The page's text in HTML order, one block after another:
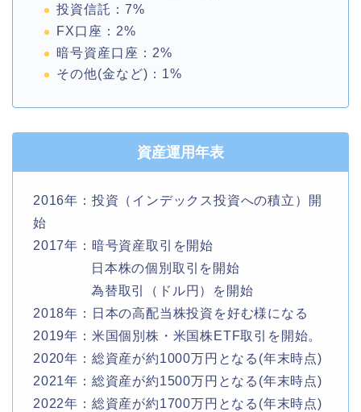
投資信託：7%
FX口座：2%
暗号資産口座：2%
その他(金など)：1%
資産運用年表
2016年：投資（インデックス投資への積立）開
始
2017年：暗号資産取引を開始
日本株の個別取引を開始
為替取引（ドル円）を開始
2018年：日本の高配当株投資を好む様になる
2019年：米国個別株・米国株ETF取引を開始。
2020年：総資産が約1000万円となる(年末時点)
2021年：総資産が約1500万円となる(年末時点)
2022年：総資産が約1700万円となる(年末時点)